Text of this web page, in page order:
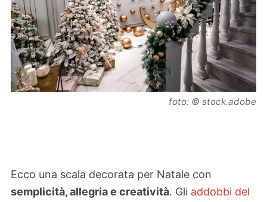
foto: © stock.adobe
Ecco una scala decorata per Natale con
semplicità, allegria e creatività. Gli addobbi del